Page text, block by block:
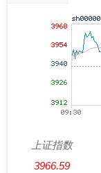
上证指数
3966.59